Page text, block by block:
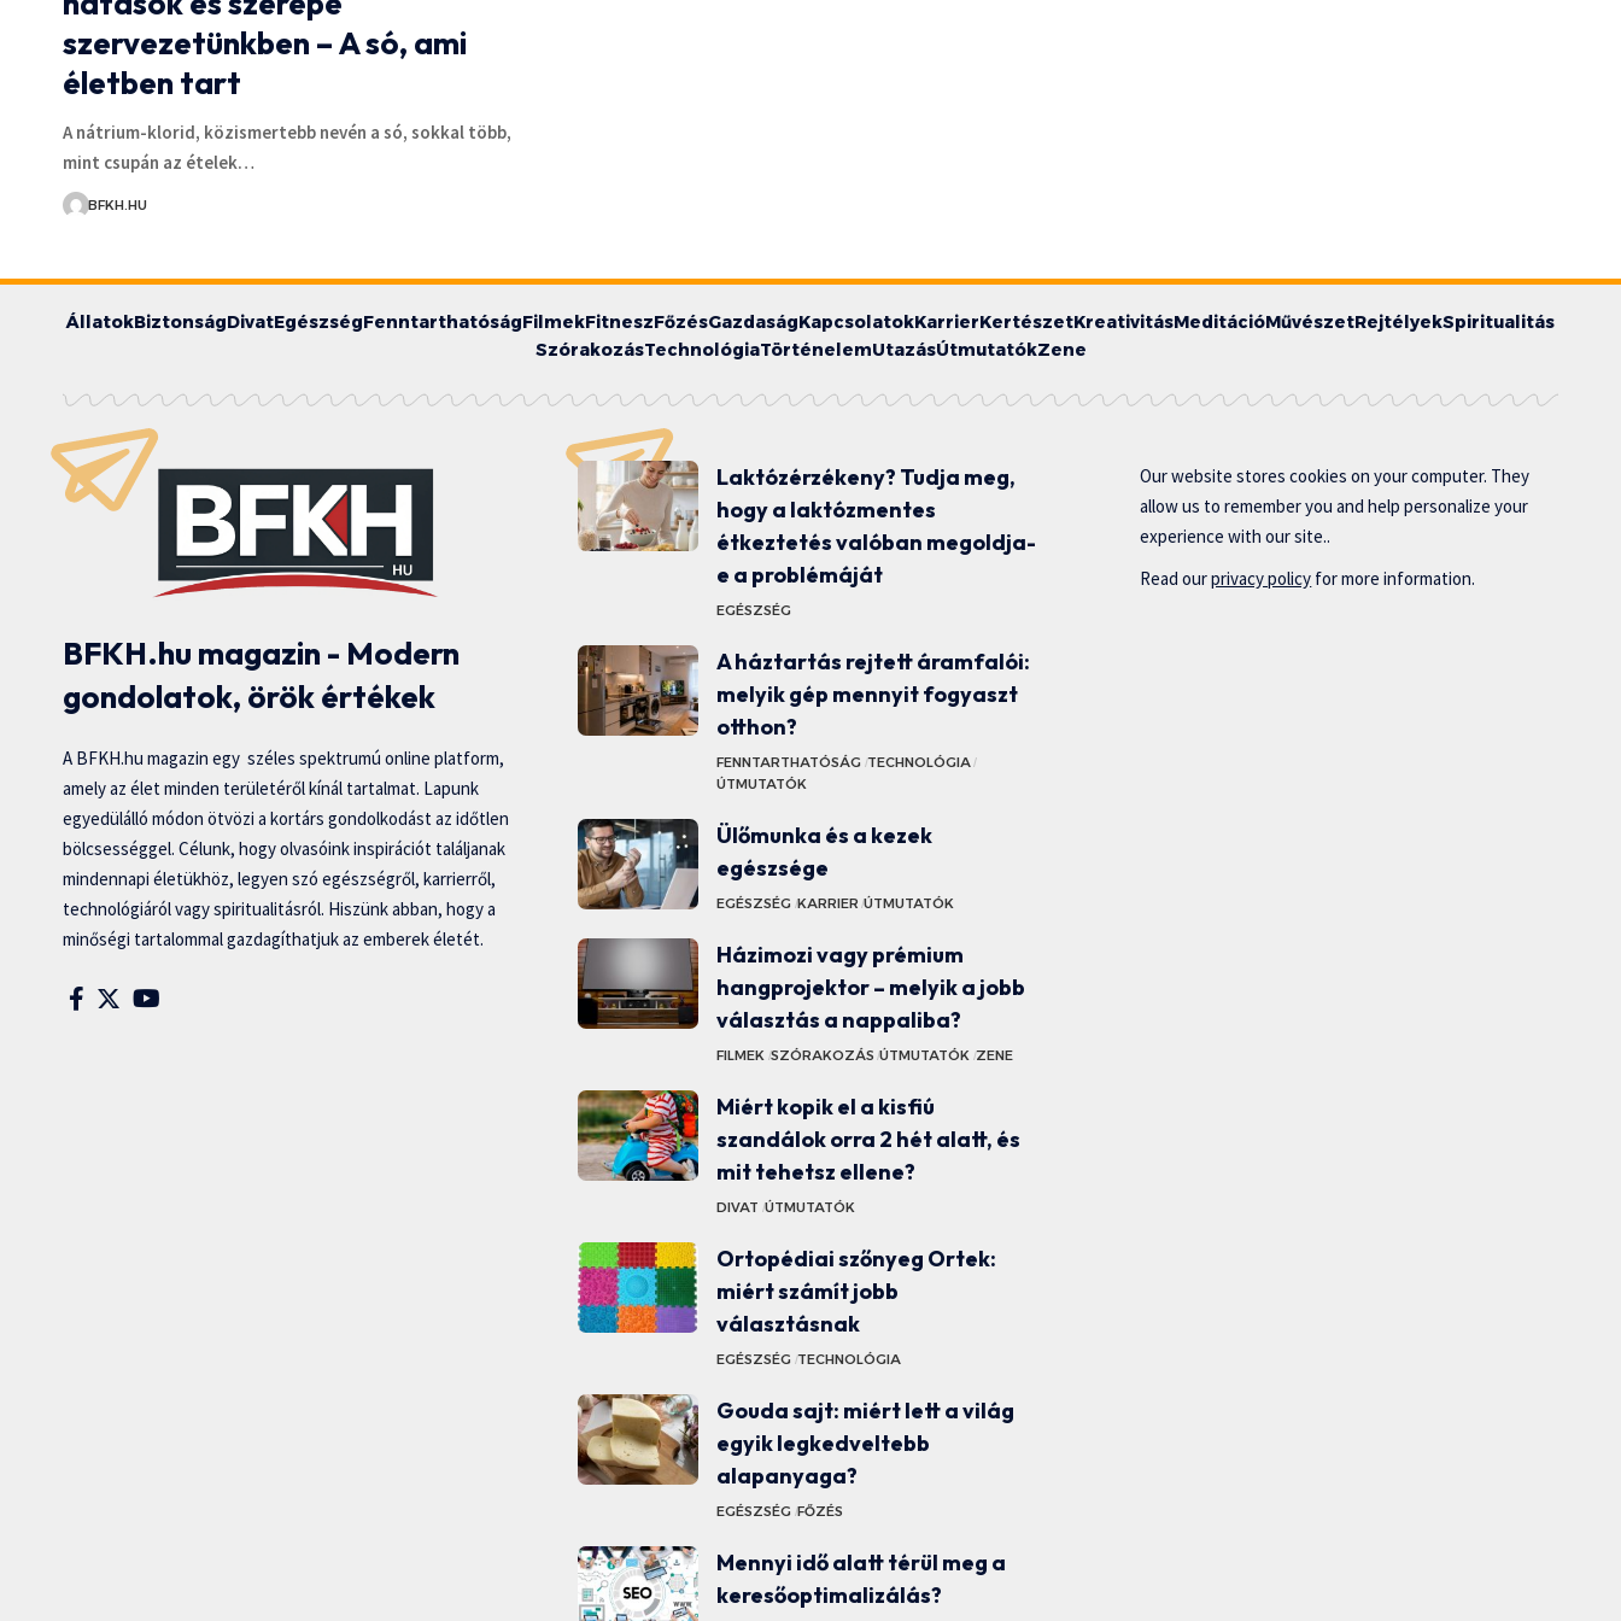
szervezetünkben – A só, ami
életben tart
A nátrium-klorid, közismertebb nevén a só, sokkal több,
mint csupán az ételek…
BFKH.HU
ÁllatokBiztonságDivatEgészségFenntarthatóságFilmekFitneszFőzésGazdaságKapcsolatokKarrierKertészetKreativitásMeditációMűvészetRejtélyekSpiritualitás
SzórakozásTechnológiaTörténelemUtazásÚtmutatókZene
BFKH.hu magazin - Modern
gondolatok, örök értékek
A BFKH.hu magazin egy széles spektrumú online platform,
amely az élet minden területéről kínál tartalmat. Lapunk
egyedülálló módon ötvözi a kortárs gondolkodást az időtlen
bölcsességgel. Célunk, hogy olvasóink inspirációt találjanak
mindennapi életükhöz, legyen szó egészségről, karrierről,
technológiáról vagy spiritualitásról. Hiszünk abban, hogy a
minőségi tartalommal gazdagíthatjuk az emberek életét.
Laktózérzékeny? Tudja meg,
hogy a laktózmentes
étkeztetés valóban megoldja-
e a problémáját
EGÉSZSÉG
A háztartás rejtett áramfalói:
melyik gép mennyit fogyaszt
otthon?
FENNTARTHATÓSÁG TECHNOLÓGIA
ÚTMUTATÓK
Ülőmunka és a kezek
egészsége
EGÉSZSÉG KARRIER ÚTMUTATÓK
Házimozi vagy prémium
hangprojektor – melyik a jobb
választás a nappaliba?
FILMEK SZÓRAKOZÁS ÚTMUTATÓK ZENE
Miért kopik el a kisfiú
szandálok orra 2 hét alatt, és
mit tehetsz ellene?
DIVAT ÚTMUTATÓK
Ortopédiai szőnyeg Ortek:
miért számít jobb
választásnak
EGÉSZSÉG TECHNOLÓGIA
Gouda sajt: miért lett a világ
egyik legkedveltebb
alapanyaga?
EGÉSZSÉG FŐZÉS
Mennyi idő alatt térül meg a
keresőoptimalizálás?
Our website stores cookies on your computer. They
allow us to remember you and help personalize your
experience with our site..
Read ourprivacy policy for more information.